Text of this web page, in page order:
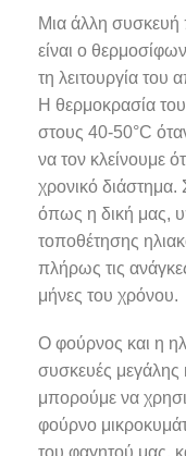
Μια άλλη συσκευή
είναι ο
τη λειτουργία του
Η θερμοκρασία
στους 40-50°C
να τον κλείνουμε
χρονικό διάστημα.
όπως η δική μας,
τοποθέτησης
πλήρως τις
μήνες του χρόνου.
Ο φούρνος και η
συσκευές μεγάλης
μπορούμε να
φούρνο
του φαγητού μας,